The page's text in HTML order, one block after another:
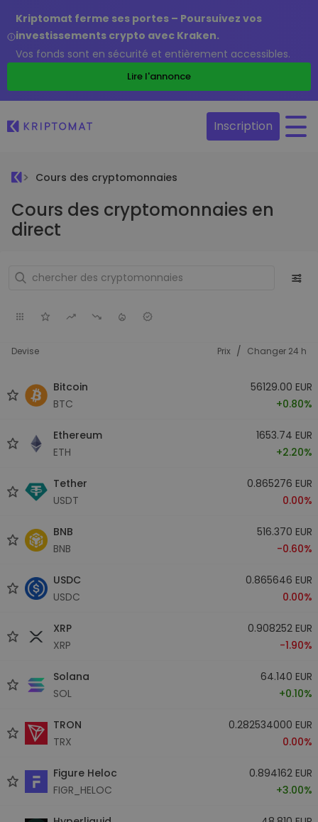
Kriptomat ferme ses portes – Poursuivez vos
investissements crypto avec Kraken.
Vos fonds sont en sécurité et entièrement accessibles.
Lire l'annonce
Inscription
Cours des cryptomonnaies
Cours des cryptomonnaies en
direct
Devise Prix / Changer 24 h
Bitcoin
BTC
56129.00 EUR
+0.80%
Ethereum
ETH
1653.74 EUR
+2.20%
Tether
USDT
0.865276 EUR
0.00%
BNB
BNB
516.370 EUR
-0.60%
USDC
USDC
0.865646 EUR
0.00%
XRP
XRP
0.908252 EUR
-1.90%
Solana
SOL
64.140 EUR
+0.10%
TRON
TRX
0.282534000 EUR
0.00%
Figure Heloc
FIGR_HELOC
0.894162 EUR
+3.00%